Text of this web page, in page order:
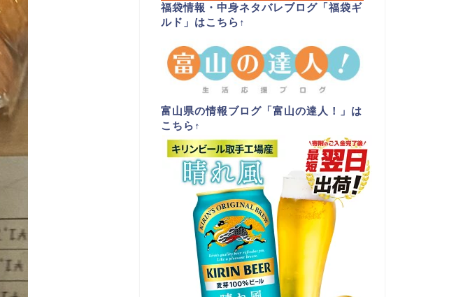
福袋情報・中身ネタバレブログ「福袋ギ
ルド」はこちら ↑
富山県の情報ブログ「富山の達人！」は
こちら ↑